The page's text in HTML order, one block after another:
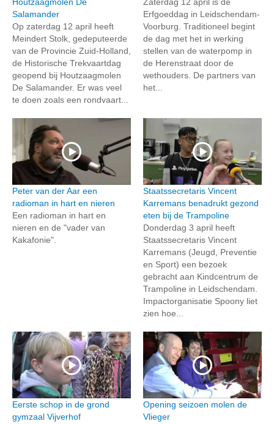
Salamander
Op zaterdag 12 april heeft
Meindert Stolk, gedeputeerde
van de Provincie Zuid-Holland,
de Historische Trekvaartdag
geopend bij Houtzaagmolen
De Salamander. Er was veel
te doen zoals een rondvaart...
Erfgoeddag in Leidschendam-
Voorburg. Traditioneel begint
de dag met het in werking
stellen van de waterpomp in
de Herenstraat door de
wethouders. De partners van
het...
Peter van der Aar een
radioman in hart en nieren
Een radioman in hart en
nieren en de "vader van
Kakafonie".
Staatssecretaris Vincent
Karremans benadrukt gezond
eten bij de Trampoline
Donderdag 3 april heeft
Staatssecretaris Vincent
Karremans (Jeugd, Preventie
en Sport) een bezoek
gebracht aan Kindcentrum de
Trampoline in Leidschendam.
Impactorganisatie Spoony liet
zien hoe...
Eerste schop in de grond
gymzaal Vijverhof
Opening seizoen molen de
Vlieger